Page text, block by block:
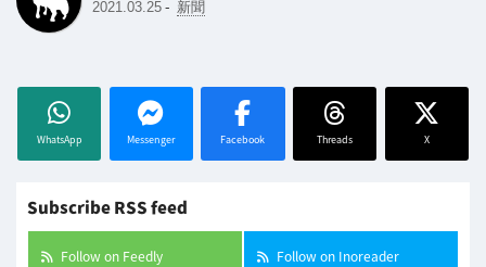
2021.03.25 - 新聞
WhatsApp Messenger Facebook Threads X
Subscribe RSS feed
Follow on Feedly Follow on Inoreader